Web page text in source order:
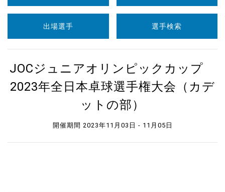
出場選手 選手検索
JOCジュニアオリンピックカップ
2023年全日本卓球選手権大会（カデ
ットの部）
開催期間 2023年11月03日 - 11月05日